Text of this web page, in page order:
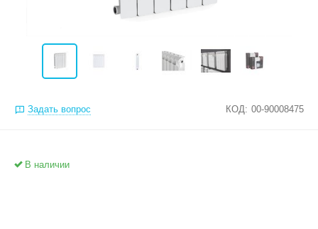
Задать вопрос КОД: 00-90008475
В наличии